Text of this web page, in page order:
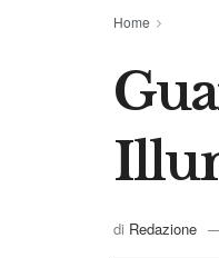
Home
di Redazione